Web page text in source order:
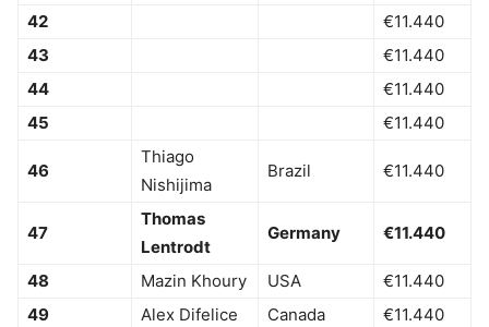
42
€11.440
43
€11.440
44
€11.440
45
€11.440
46
Thiago
Nishijima
Brazil €11.440
47
Thomas
Lentrodt
Germany €11.440
48 Mazin Khoury USA
€11.440
49
Alex Difelice Canada €11.440